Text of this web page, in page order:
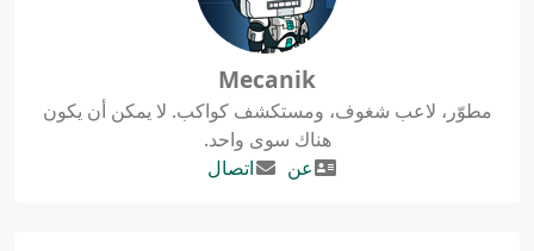
Mecanik
مطوّر، لاعب شغوف، ومستكشف كواكب. لا يمكن أن يكون
هناك سوى واحد.
عن
اتصال